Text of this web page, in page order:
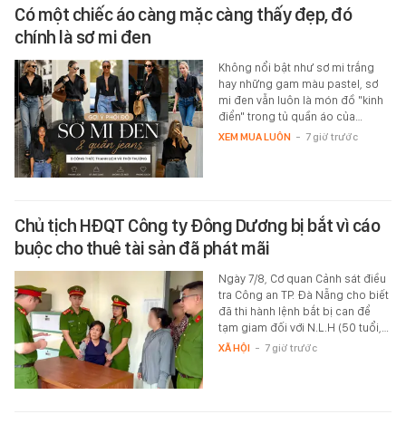
Có một chiếc áo càng mặc càng thấy đẹp, đó
chính là sơ mi đen
Không nổi bật như sơ mi trắng
hay những gam màu pastel, sơ
mi đen vẫn luôn là món đồ "kinh
điển" trong tủ quần áo của…
XEM MUA LUÔN - 7 giờ trước
Chủ tịch HĐQT Công ty Đông Dương bị bắt vì cáo
buộc cho thuê tài sản đã phát mãi
Ngày 7/8, Cơ quan Cảnh sát điều
tra Công an TP. Đà Nẵng cho biết
đã thi hành lệnh bắt bị can để
tạm giam đối với N.L.H (50 tuổi,…
XÃ HỘI - 7 giờ trước